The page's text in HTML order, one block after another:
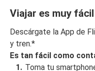
Viajar es muy fácil
Descárgate la App de
y tren.*
Es tan fácil como
Toma tu